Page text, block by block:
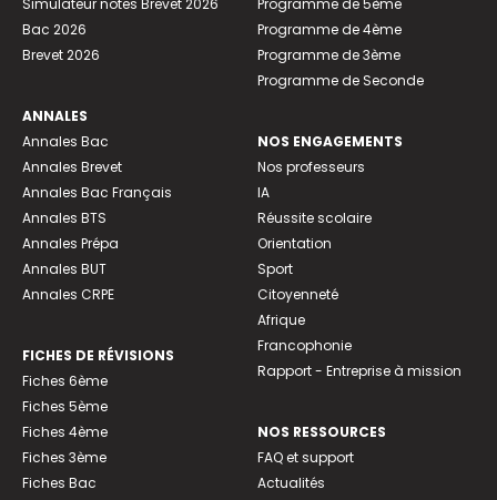
Bac 2026
Brevet 2026
ANNALES
Annales Bac
Annales Brevet
Annales Bac Français
Annales BTS
Annales Prépa
Annales BUT
Annales CRPE
FICHES DE RÉVISIONS
Fiches 6ème
Fiches 5ème
Fiches 4ème
Fiches 3ème
Fiches Bac
Programme de 4ème
Programme de 3ème
Programme de Seconde
NOS ENGAGEMENTS
Nos professeurs
IA
Réussite scolaire
Orientation
Sport
Citoyenneté
Afrique
Francophonie
Rapport - Entreprise à mission
NOS RESSOURCES
FAQ et support
Actualités